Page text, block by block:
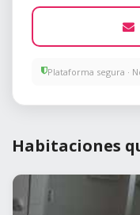
Plataforma segura ·
Habitaciones